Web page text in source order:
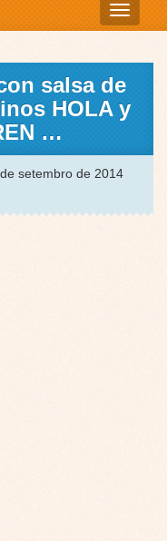
salsa de
HOLA y
…
setembro de 2014